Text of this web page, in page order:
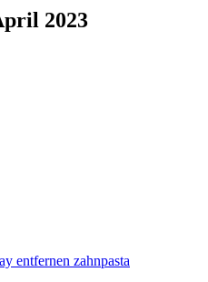
2023